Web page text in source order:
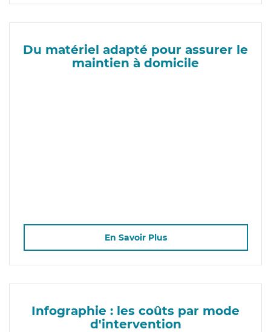
Du matériel adapté pour assurer le
maintien à domicile
En Savoir Plus
Infographie : les coûts par mode
d'intervention